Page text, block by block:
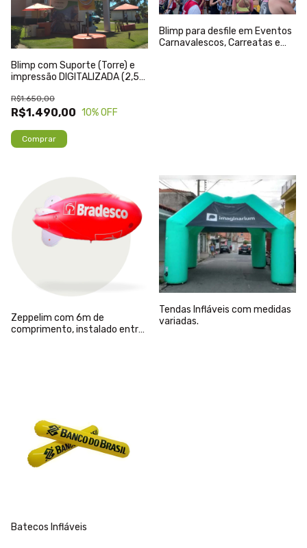
Blimp com Suporte (Torre) e
impressão DIGITALIZADA (2,5m
R$1.490,00
R$1.650,00
10% OFF
Blimp para desfile em Eventos
Carnavalescos, Carreatas e
Zeppelim com 6m de
comprimento, instalado entre
Tendas Infláveis com medidas
variadas.
Batecos Infláveis